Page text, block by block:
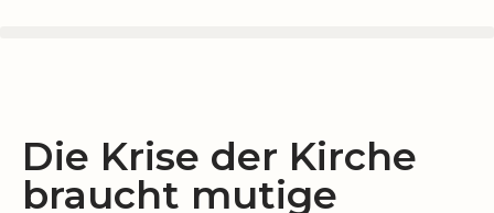
Die Krise der Kirche
braucht mutige